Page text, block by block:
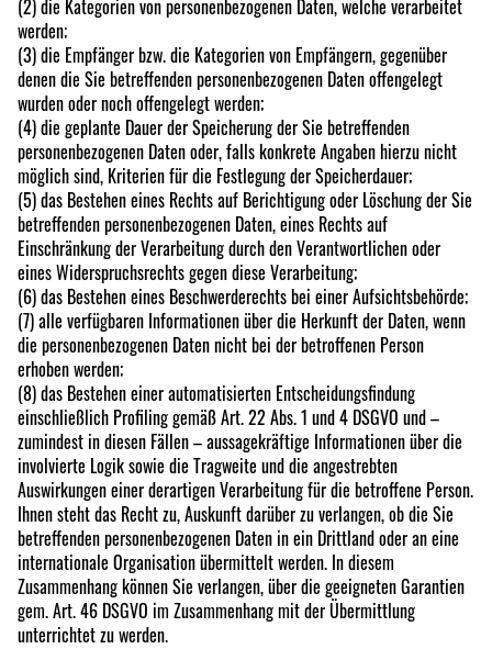
(2) die Kategorien von personenbezogenen Daten, welche verarbeitet
werden;
(3) die Empfänger bzw. die Kategorien von Empfängern, gegenüber
denen die Sie betreffenden personenbezogenen Daten offengelegt
wurden oder noch offengelegt werden;
(4) die geplante Dauer der Speicherung der Sie betreffenden
personenbezogenen Daten oder, falls konkrete Angaben hierzu nicht
möglich sind, Kriterien für die Festlegung der Speicherdauer;
(5) das Bestehen eines Rechts auf Berichtigung oder Löschung der Sie
betreffenden personenbezogenen Daten, eines Rechts auf
Einschränkung der Verarbeitung durch den Verantwortlichen oder
eines Widerspruchsrechts gegen diese Verarbeitung;
(6) das Bestehen eines Beschwerderechts bei einer Aufsichtsbehörde;
(7) alle verfügbaren Informationen über die Herkunft der Daten, wenn
die personenbezogenen Daten nicht bei der betroffenen Person
erhoben werden;
(8) das Bestehen einer automatisierten Entscheidungsfindung
einschließlich Profiling gemäß Art. 22 Abs. 1 und 4 DSGVO und –
zumindest in diesen Fällen – aussagekräftige Informationen über die
involvierte Logik sowie die Tragweite und die angestrebten
Auswirkungen einer derartigen Verarbeitung für die betroffene Person.
Ihnen steht das Recht zu, Auskunft darüber zu verlangen, ob die Sie
betreffenden personenbezogenen Daten in ein Drittland oder an eine
internationale Organisation übermittelt werden. In diesem
Zusammenhang können Sie verlangen, über die geeigneten Garantien
gem. Art. 46 DSGVO im Zusammenhang mit der Übermittlung
unterrichtet zu werden.